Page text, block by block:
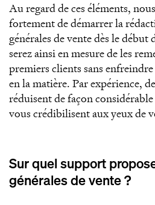
Au regard de ces éléments,
fortement de démarrer la
générales de vente dès le
serez ainsi en mesure de les
premiers clients sans
en la matière. Par expérience,
réduisent de façon
vous crédibilisent aux yeux de
Sur quel support
générales de vente ?